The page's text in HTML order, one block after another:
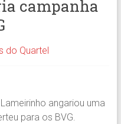
campanha
do Quartel
angariou uma
para os BVG.